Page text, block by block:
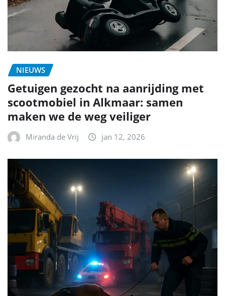
NIEUWS
Getuigen gezocht na aanrijding met
scootmobiel in Alkmaar: samen
maken we de weg veiliger
Miranda de Vrij jan 12, 2026